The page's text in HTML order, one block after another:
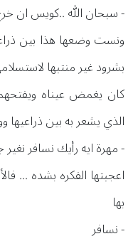
- سبحان الله ..كويس ان
ونست وضعها هذا بين
بشرود غير منتبها
كان يغمض عيناه
الذي يشعر به بين
- مهرة ايه رأيك نسافر نغير
اعجبتها الفكره بشده ...
بها
- نسافر